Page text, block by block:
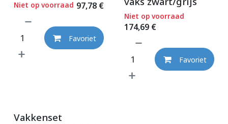
97,78€
Niet op voorraad
Favoriet
174,69€
Niet op voorraad
Favoriet
Vakkenset